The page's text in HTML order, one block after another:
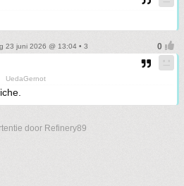
23 juni 2026 @ 13:04 • 3
UedaGernot
door Refinery89